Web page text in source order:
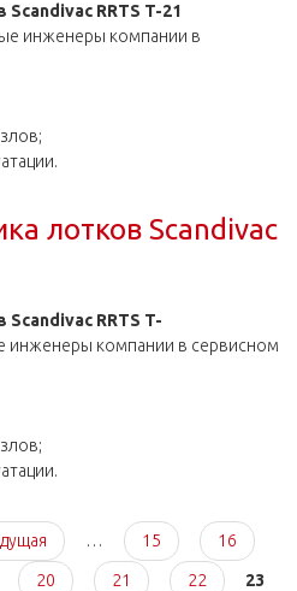
RRTS T-21
инженеры компании в
лотков Scandivac
RRTS T-
инженеры компании в сервисном
… 15 16
20 21 22 23